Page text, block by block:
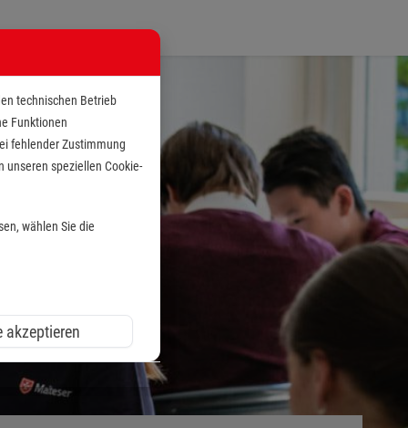
technischen Betrieb
Funktionen
fehlender Zustimmung
speziellen Cookie-
wählen Sie die
akzeptieren